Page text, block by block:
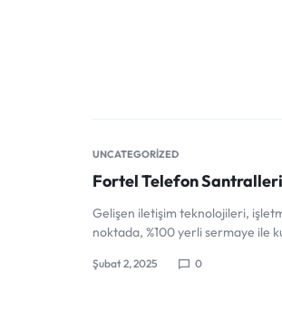
UNCATEGORIZED
Fortel Telefon
Gelişen iletişim teknolojileri,
noktada, %100 yerli sermaye ile
Şubat 2, 2025 0